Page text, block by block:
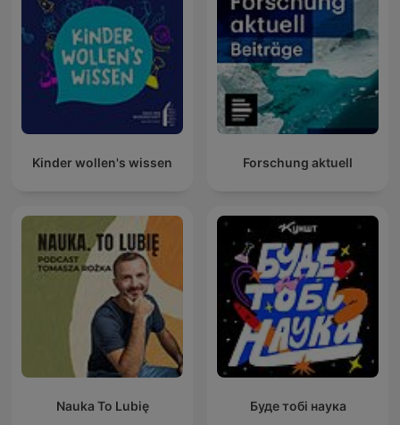
Kinder wollen's wissen Forschung aktuell
Nauka To Lubię Буде тобі наука